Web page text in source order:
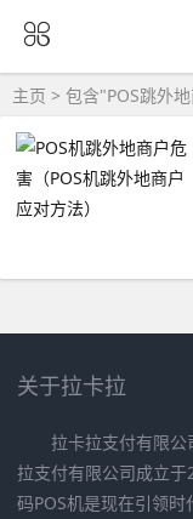
主页 > 包含"POS跳外
关于拉卡拉
拉卡拉支付有限公
拉支付有限公司成立
码POS机是现在引领